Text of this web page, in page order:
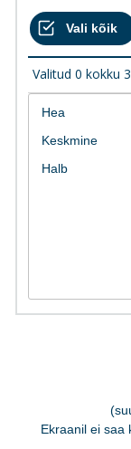
Valitud 0 kokku 3
Ekraanil ei saa